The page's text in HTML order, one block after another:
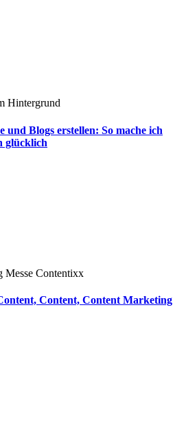
Blogs erstellen: So mache ich
glücklich
Content, Content Marketing